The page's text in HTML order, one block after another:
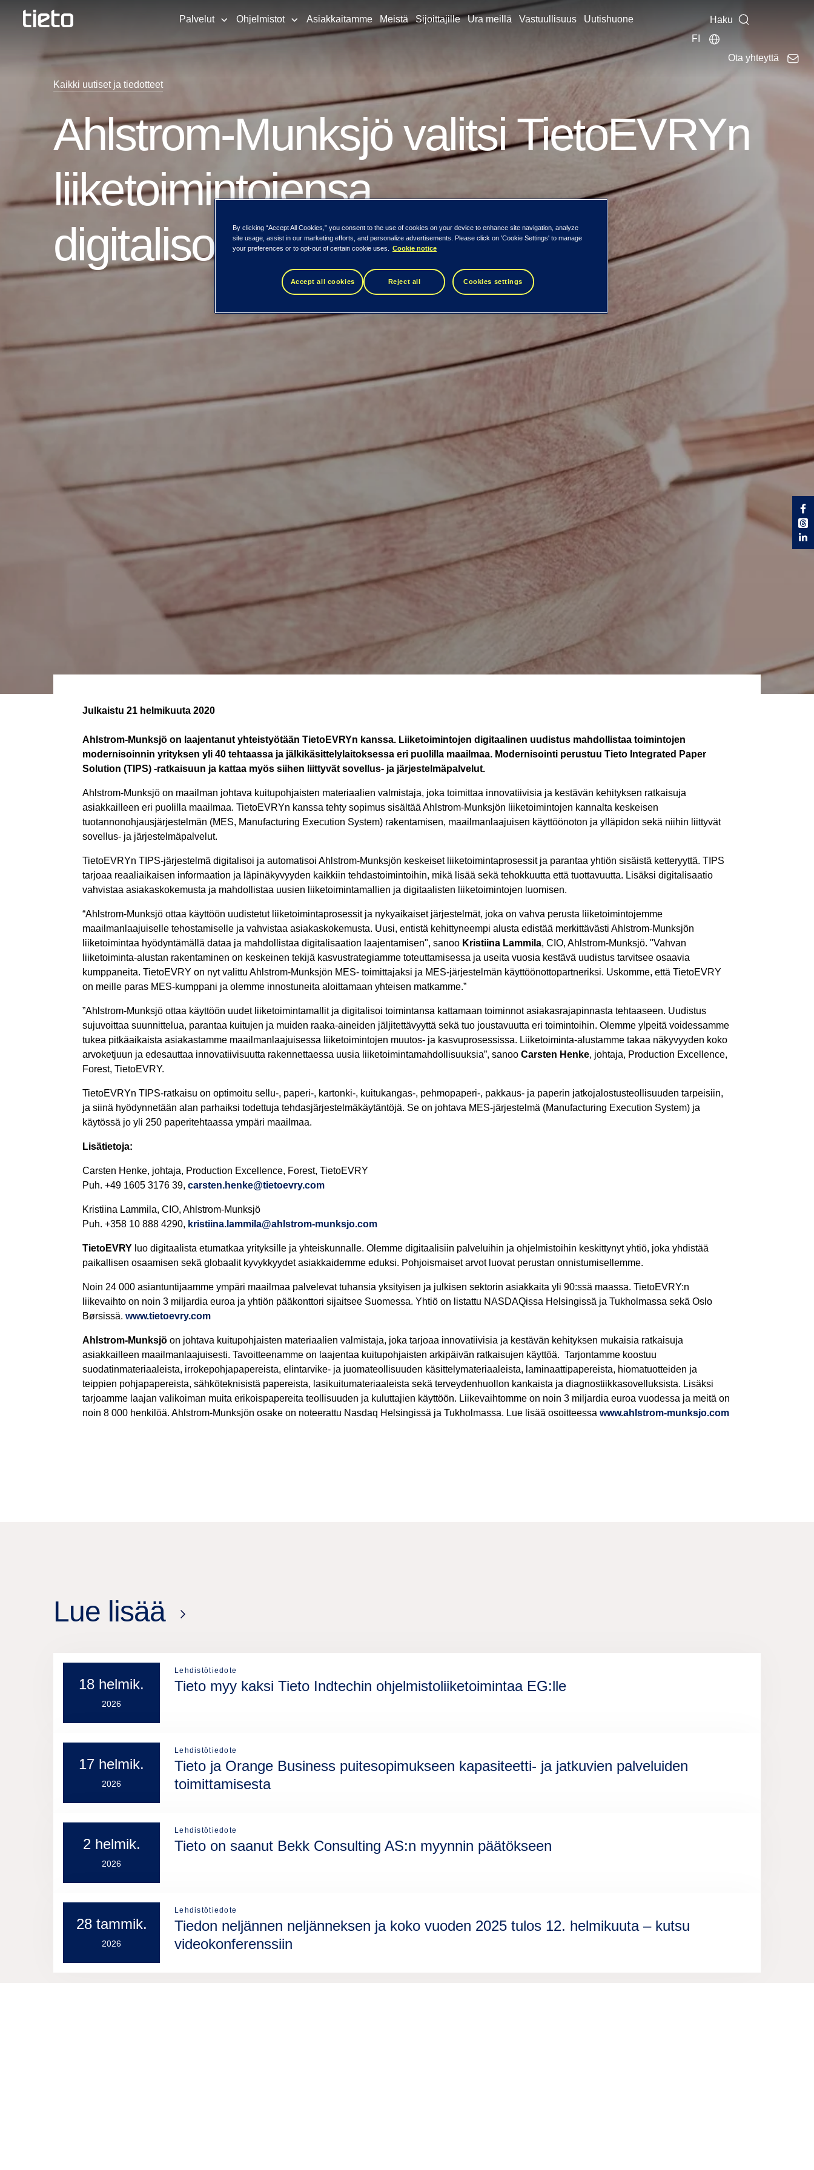
Palvelut Ohjelmistot Asiakkaitamme Meistä Sijoittajille Ura meillä Vastuullisuus Uutishuone
Haku
FI
Ota yhteyttä
Kaikki uutiset ja tiedotteet
Ahlstrom-Munksjö valitsi TietoEVRYn
liiketoimintojensa
digitalisointikumppaniksi
Julkaistu 21 helmikuuta 2020
Ahlstrom-Munksjö on laajentanut yhteistyötään TietoEVRYn kanssa. Liiketoimintojen digitaalinen uudistus mahdollistaa toimintojen
modernisoinnin yrityksen yli 40 tehtaassa ja jälkikäsittelylaitoksessa eri puolilla maailmaa. Modernisointi perustuu Tieto Integrated Paper
Solution (TIPS) -ratkaisuun ja kattaa myös siihen liittyvät sovellus- ja järjestelmäpalvelut.
Ahlstrom-Munksjö on maailman johtava kuitupohjaisten materiaalien valmistaja, joka toimittaa innovatiivisia ja kestävän kehityksen ratkaisuja
asiakkailleen eri puolilla maailmaa. TietoEVRYn kanssa tehty sopimus sisältää Ahlstrom-Munksjön liiketoimintojen kannalta keskeisen
tuotannonohjausjärjestelmän (MES, Manufacturing Execution System) rakentamisen, maailmanlaajuisen käyttöönoton ja ylläpidon sekä niihin liittyvät
sovellus- ja järjestelmäpalvelut.
TietoEVRYn TIPS-järjestelmä digitalisoi ja automatisoi Ahlstrom-Munksjön keskeiset liiketoimintaprosessit ja parantaa yhtiön sisäistä ketteryyttä. TIPS
tarjoaa reaaliaikaisen informaation ja läpinäkyvyyden kaikkiin tehdastoimintoihin, mikä lisää sekä tehokkuutta että tuottavuutta. Lisäksi digitalisaatio
vahvistaa asiakaskokemusta ja mahdollistaa uusien liiketoimintamallien ja digitaalisten liiketoimintojen luomisen.
“Ahlstrom-Munksjö ottaa käyttöön uudistetut liiketoimintaprosessit ja nykyaikaiset järjestelmät, joka on vahva perusta liiketoimintojemme
maailmanlaajuiselle tehostamiselle ja vahvistaa asiakaskokemusta. Uusi, entistä kehittyneempi alusta edistää merkittävästi Ahlstrom-Munksjön
liiketoimintaa hyödyntämällä dataa ja mahdollistaa digitalisaation laajentamisen", sanoo Kristiina Lammila, CIO, Ahlstrom-Munksjö. "Vahvan
liiketoiminta-alustan rakentaminen on keskeinen tekijä kasvustrategiamme toteuttamisessa ja useita vuosia kestävä uudistus tarvitsee osaavia
kumppaneita. TietoEVRY on nyt valittu Ahlstrom-Munksjön MES- toimittajaksi ja MES-järjestelmän käyttöönottopartneriksi. Uskomme, että TietoEVRY
on meille paras MES-kumppani ja olemme innostuneita aloittamaan yhteisen matkamme.”
”Ahlstrom-Munksjö ottaa käyttöön uudet liiketoimintamallit ja digitalisoi toimintansa kattamaan toiminnot asiakasrajapinnasta tehtaaseen. Uudistus
sujuvoittaa suunnittelua, parantaa kuitujen ja muiden raaka-aineiden jäljitettävyyttä sekä tuo joustavuutta eri toimintoihin. Olemme ylpeitä voidessamme
tukea pitkäaikaista asiakastamme maailmanlaajuisessa liiketoimintojen muutos- ja kasvuprosessissa. Liiketoiminta-alustamme takaa näkyvyyden koko
arvoketjuun ja edesauttaa innovatiivisuutta rakennettaessa uusia liiketoimintamahdollisuuksia”, sanoo Carsten Henke, johtaja, Production Excellence,
Forest, TietoEVRY.
TietoEVRYn TIPS-ratkaisu on optimoitu sellu-, paperi-, kartonki-, kuitukangas-, pehmopaperi-, pakkaus- ja paperin jatkojalostusteollisuuden tarpeisiin,
ja siinä hyödynnetään alan parhaiksi todettuja tehdasjärjestelmäkäytäntöjä. Se on johtava MES-järjestelmä (Manufacturing Execution System) ja
käytössä jo yli 250 paperitehtaassa ympäri maailmaa.
Lisätietoja:
Carsten Henke, johtaja, Production Excellence, Forest, TietoEVRY
Puh. +49 1605 3176 39, carsten.henke@tietoevry.com
Kristiina Lammila, CIO, Ahlstrom-Munksjö
Puh. +358 10 888 4290, kristiina.lammila@ahlstrom-munksjo.com
TietoEVRY luo digitaalista etumatkaa yrityksille ja yhteiskunnalle. Olemme digitaalisiin palveluihin ja ohjelmistoihin keskittynyt yhtiö, joka yhdistää
paikallisen osaamisen sekä globaalit kyvykkyydet asiakkaidemme eduksi. Pohjoismaiset arvot luovat perustan onnistumisellemme.
Noin 24 000 asiantuntijaamme ympäri maailmaa palvelevat tuhansia yksityisen ja julkisen sektorin asiakkaita yli 90:ssä maassa. TietoEVRY:n
liikevaihto on noin 3 miljardia euroa ja yhtiön pääkonttori sijaitsee Suomessa. Yhtiö on listattu NASDAQissa Helsingissä ja Tukholmassa sekä Oslo
Børsissä. www.tietoevry.com
Ahlstrom-Munksjö on johtava kuitupohjaisten materiaalien valmistaja, joka tarjoaa innovatiivisia ja kestävän kehityksen mukaisia ratkaisuja
asiakkailleen maailmanlaajuisesti. Tavoitteenamme on laajentaa kuitupohjaisten arkipäivän ratkaisujen käyttöä. Tarjontamme koostuu
suodatinmateriaaleista, irrokepohjapapereista, elintarvike- ja juomateollisuuden käsittelymateriaaleista, laminaattipapereista, hiomatuotteiden ja
teippien pohjapapereista, sähköteknisistä papereista, lasikuitumateriaaleista sekä terveydenhuollon kankaista ja diagnostiikkasovelluksista. Lisäksi
tarjoamme laajan valikoiman muita erikoispapereita teollisuuden ja kuluttajien käyttöön. Liikevaihtomme on noin 3 miljardia euroa vuodessa ja meitä on
noin 8 000 henkilöä. Ahlstrom-Munksjön osake on noteerattu Nasdaq Helsingissä ja Tukholmassa. Lue lisää osoitteessa www.ahlstrom-munksjo.com
Lue lisää
18 helmik.
2026
Lehdistötiedote
Tieto myy kaksi Tieto Indtechin ohjelmistoliiketoimintaa EG:lle
17 helmik.
2026
Lehdistötiedote
Tieto ja Orange Business puitesopimukseen kapasiteetti- ja jatkuvien palveluiden
toimittamisesta
2 helmik.
2026
Lehdistötiedote
Tieto on saanut Bekk Consulting AS:n myynnin päätökseen
28 tammik.
2026
Lehdistötiedote
Tiedon neljännen neljänneksen ja koko vuoden 2025 tulos 12. helmikuuta – kutsu
videokonferenssiin
By clicking “Accept All Cookies,” you consent to the use of cookies on your device to enhance site navigation, analyze
site usage, assist in our marketing efforts, and personalize advertisements. Please click on 'Cookie Settings' to manage
your preferences or to opt-out of certain cookie uses.
Cookie notice
Accept all cookies Reject all Cookies settings